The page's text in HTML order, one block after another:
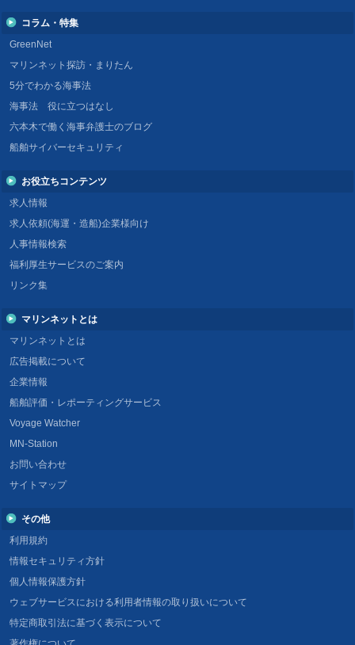
コラム・特集
GreenNet
マリンネット探訪・まりたん
5分でわかる海事法
海事法 役に立つはなし
六本木で働く海事弁護士のブログ
船舶サイバーセキュリティ
お役立ちコンテンツ
求人情報
求人依頼(海運・造船)企業様向け
人事情報検索
福利厚生サービスのご案内
リンク集
マリンネットとは
マリンネットとは
広告掲載について
企業情報
船舶評価・レポーティングサービス
Voyage Watcher
MN-Station
お問い合わせ
サイトマップ
その他
利用規約
情報セキュリティ方針
個人情報保護方針
ウェブサービスにおける利用者情報の取り扱いについて
特定商取引法に基づく表示について